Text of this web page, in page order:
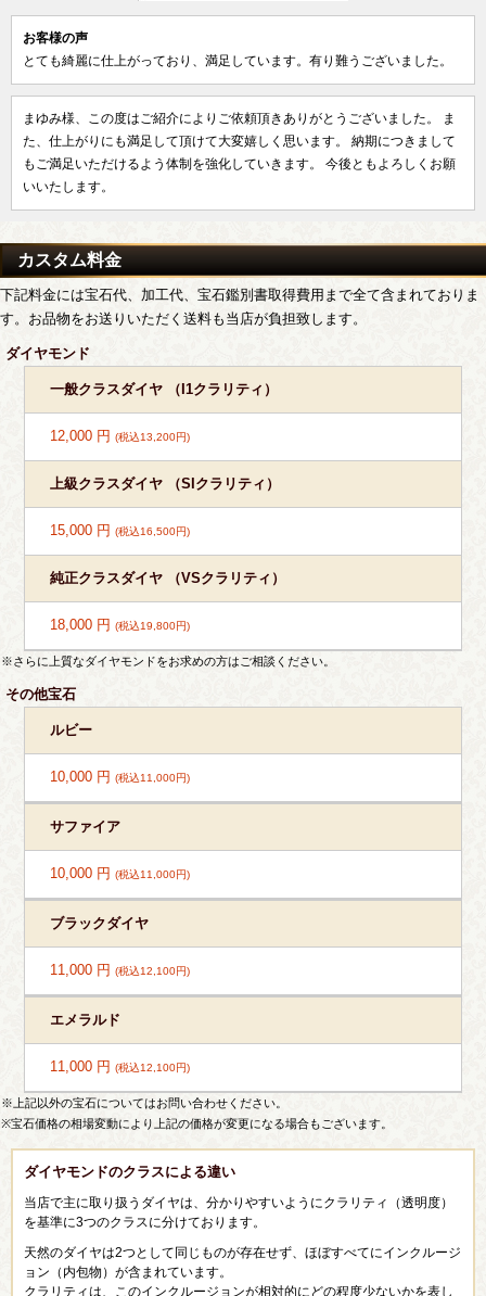
お客様の声
とても綺麗に仕上がっており、満足しています。有り難うございました。
まゆみ様、この度はご紹介によりご依頼頂きありがとうございました。 ま
た、仕上がりにも満足して頂けて大変嬉しく思います。 納期につきまして
もご満足いただけるよう体制を強化していきます。 今後ともよろしくお願
いいたします。
カスタム料金
下記料金には宝石代、加工代、宝石鑑別書取得費用まで全て含まれておりま
す。お品物をお送りいただく送料も当店が負担致します。
ダイヤモンド
一般クラスダイヤ （I1クラリティ）
12,000 円(税込13,200円)
上級クラスダイヤ （SIクラリティ）
15,000 円(税込16,500円)
純正クラスダイヤ （VSクラリティ）
18,000 円(税込19,800円)
※さらに上質なダイヤモンドをお求めの方はご相談ください。
その他宝石
ルビー
10,000 円(税込11,000円)
サファイア
10,000 円(税込11,000円)
ブラックダイヤ
11,000 円(税込12,100円)
エメラルド
11,000 円(税込12,100円)
※上記以外の宝石についてはお問い合わせください。
※宝石価格の相場変動により上記の価格が変更になる場合もございます。
ダイヤモンドのクラスによる違い
当店で主に取り扱うダイヤは、分かりやすいようにクラリティ（透明度）
を基準に3つのクラスに分けております。
天然のダイヤは2つとして同じものが存在せず、ほぼすべてにインクルージ
ョン（内包物）が含まれています。
クラリティは、このインクルージョンが相対的にどの程度少ないかを表し